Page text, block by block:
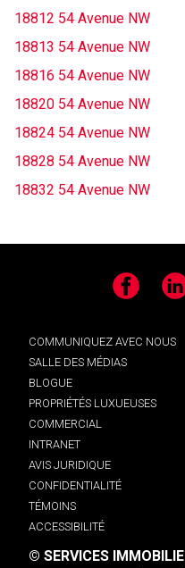
18812 54 Avenue NW
18813 54 Avenue NW
18816 54 Avenue NW
18820 54 Avenue NW
18824 54 Avenue NW
18828 54 Avenue NW
18832 54 Avenue NW
Facebook
COMMUNIQUEZ AVEC NOUS
SALLE DES MÉDIAS
BLOGUE
PROPRIÉTÉS LUXUEUSES
COMMERCIAL
INTRANET
AVIS JURIDIQUE
CONFIDENTIALITÉ
TÉMOINS
ACCESSIBILITÉ
© SERVICES